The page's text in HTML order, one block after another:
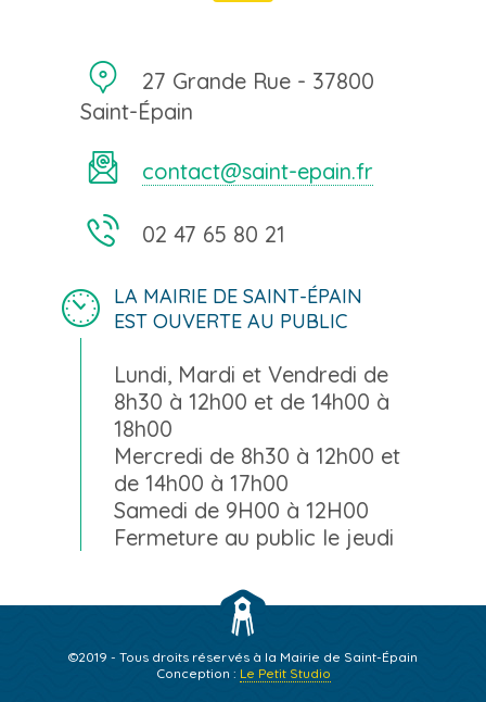
27 Grande Rue - 37800
Saint-Épain
contact@saint-epain.fr
02 47 65 80 21
LA MAIRIE DE SAINT-ÉPAIN
EST OUVERTE AU PUBLIC
Lundi, Mardi et Vendredi de
8h30 à 12h00 et de 14h00 à
18h00
Mercredi de 8h30 à 12h00 et
de 14h00 à 17h00
Samedi de 9H00 à 12H00
Fermeture au public le jeudi
©2019 - Tous droits réservés à la Mairie de Saint-Épain
Conception : Le Petit Studio